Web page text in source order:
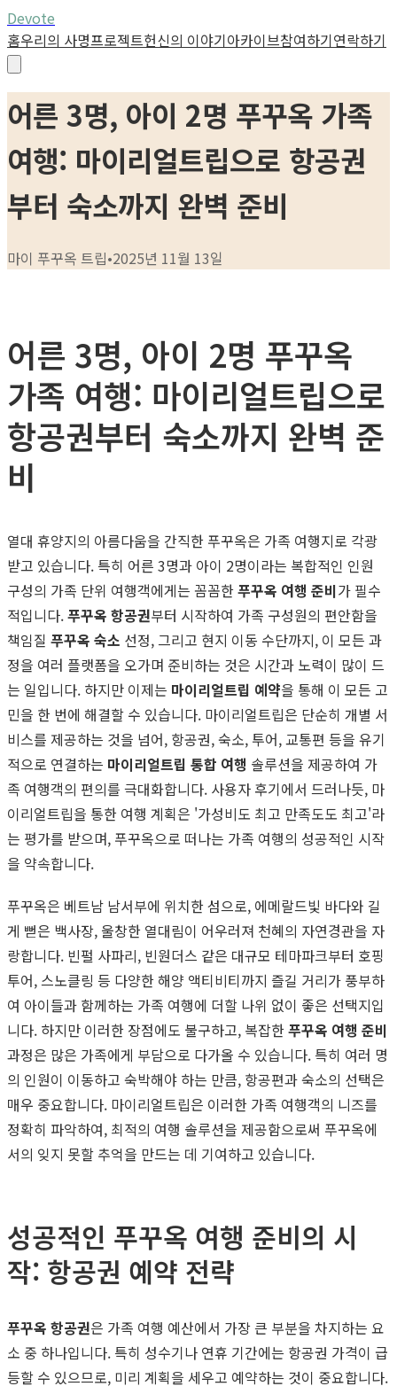
Devote
홈우리의 사명프로젝트헌신의 이야기아카이브참여하기연락하기
어른 3명, 아이 2명 푸꾸옥 가족
여행: 마이리얼트립으로 항공권
부터 숙소까지 완벽 준비
마이 푸꾸옥 트립•2025년 11월 13일
어른 3명, 아이 2명 푸꾸옥
가족 여행: 마이리얼트립으로
항공권부터 숙소까지 완벽 준
비
열대 휴양지의 아름다움을 간직한 푸꾸옥은 가족 여행지로 각광
받고 있습니다. 특히 어른 3명과 아이 2명이라는 복합적인 인원
구성의 가족 단위 여행객에게는 꼼꼼한푸꾸옥 여행 준비가 필수
적입니다.푸꾸옥 항공권부터 시작하여 가족 구성원의 편안함을
책임질 푸꾸옥 숙소 선정, 그리고 현지 이동 수단까지, 이 모든 과
정을 여러 플랫폼을 오가며 준비하는 것은 시간과 노력이 많이 드
는 일입니다. 하지만 이제는 마이리얼트립 예약을 통해 이 모든 고
민을 한 번에 해결할 수 있습니다. 마이리얼트립은 단순히 개별 서
비스를 제공하는 것을 넘어, 항공권, 숙소, 투어, 교통편 등을 유기
적으로 연결하는 마이리얼트립 통합 여행 솔루션을 제공하여 가
족 여행객의 편의를 극대화합니다. 사용자 후기에서 드러나듯, 마
이리얼트립을 통한 여행 계획은 '가성비도 최고 만족도도 최고'라
는 평가를 받으며, 푸꾸옥으로 떠나는 가족 여행의 성공적인 시작
을 약속합니다.
푸꾸옥은 베트남 남서부에 위치한 섬으로, 에메랄드빛 바다와 길
게 뻗은 백사장, 울창한 열대림이 어우러져 천혜의 자연경관을 자
랑합니다. 빈펄 사파리, 빈원더스 같은 대규모 테마파크부터 호핑
투어, 스노클링 등 다양한 해양 액티비티까지 즐길 거리가 풍부하
여 아이들과 함께하는 가족 여행에 더할 나위 없이 좋은 선택지입
니다. 하지만 이러한 장점에도 불구하고, 복잡한푸꾸옥 여행 준비
과정은 많은 가족에게 부담으로 다가올 수 있습니다. 특히 여러 명
의 인원이 이동하고 숙박해야 하는 만큼, 항공편과 숙소의 선택은
매우 중요합니다. 마이리얼트립은 이러한 가족 여행객의 니즈를
정확히 파악하여, 최적의 여행 솔루션을 제공함으로써 푸꾸옥에
서의 잊지 못할 추억을 만드는 데 기여하고 있습니다.
성공적인 푸꾸옥 여행 준비의 시
작: 항공권 예약 전략
푸꾸옥 항공권은 가족 여행 예산에서 가장 큰 부분을 차지하는 요
소 중 하나입니다. 특히 성수기나 연휴 기간에는 항공권 가격이 급
등할 수 있으므로, 미리 계획을 세우고 예약하는 것이 중요합니다.